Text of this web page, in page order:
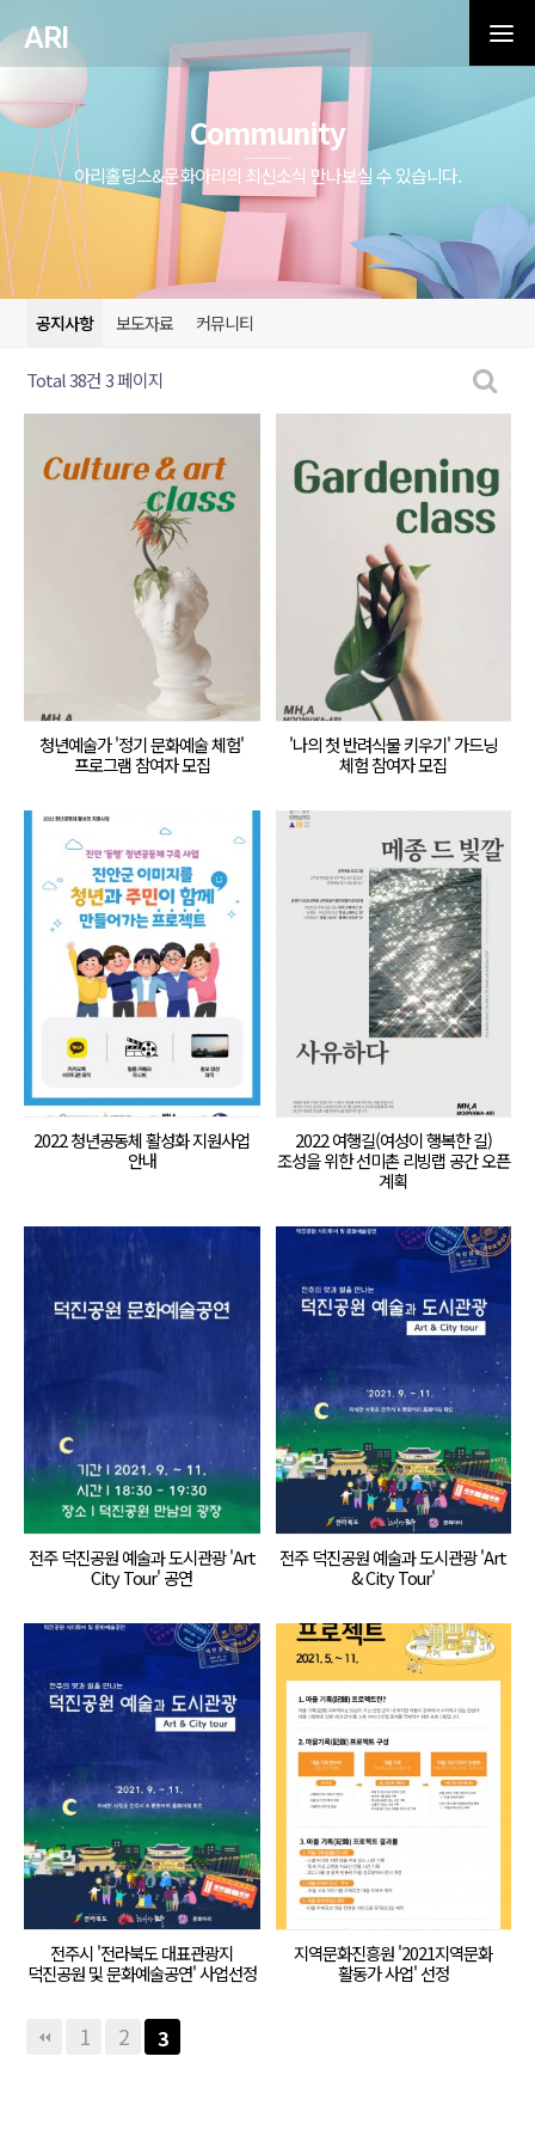
ARI
Community
아리홀딩스&문화아리의 최신소식 만나보실 수 있습니다.
공지사항 보도자료 커뮤니티
Total 38건3 페이지
청년예술가 '정기 문화예술 체험'
프로그램 참여자 모집
'나의 첫 반려식물 키우기' 가드닝
체험 참여자 모집
2022 청년공동체 활성화 지원사업
안내
2022 여행길(여성이 행복한 길)
조성을 위한 선미촌 리빙랩 공간 오픈
계획
전주 덕진공원 예술과 도시관광 'Art
City Tour' 공연
전주 덕진공원 예술과 도시관광 'Art
& City Tour'
전주시 '전라북도 대표관광지
덕진공원 및 문화예술공연' 사업선정
지역문화진흥원 '2021지역문화
활동가 사업' 선정
1 2 3